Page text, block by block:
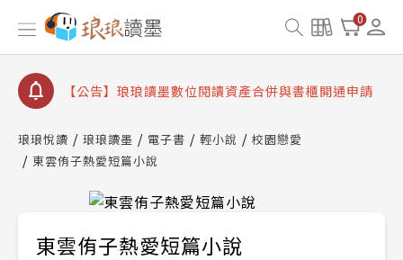
0
【公告】琅琅書店服務升級重要說明及資產合併結果
查詢
【公告】8/10、8/13 行動網路降速演練提醒
【公告】琅琅讀墨數位閱讀資產合併與書櫃開通申請
【公告】琅琅讀墨 3 分鐘完成書櫃開通與資產合併申
請圖文教學
【公告】琅琅書店服務升級重要說明及資產合併結果
查詢
【公告】8/10、8/13 行動網路降速演練提醒
琅琅悅讀 琅琅讀墨 電子書 輕小說
校園戀愛
東雲侑子熱愛短篇小說
東雲侑子熱愛短篇小說